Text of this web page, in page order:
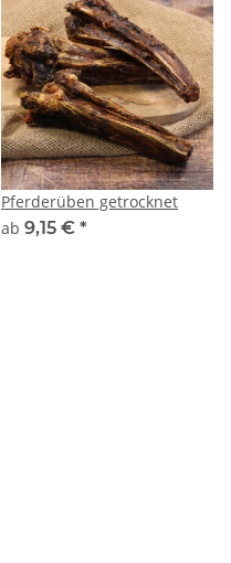
Pferderüben getrocknet
ab 9,15 € *